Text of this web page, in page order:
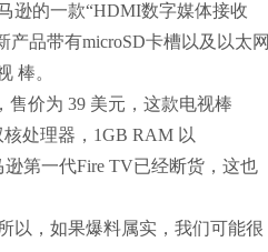
的一款“HDMI数字媒体接收
产品带有microSD卡槽以及以太网
棒。
价为 39 美元，这款电视棒
处理器，1GB RAM 以
第一代Fire TV已经断货，这也
，如果爆料属实，我们可能很